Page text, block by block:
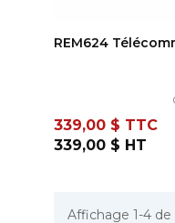
REM624
Prix
339,00 $ TTC
339,00 $ HT
Affichage 1-4 de